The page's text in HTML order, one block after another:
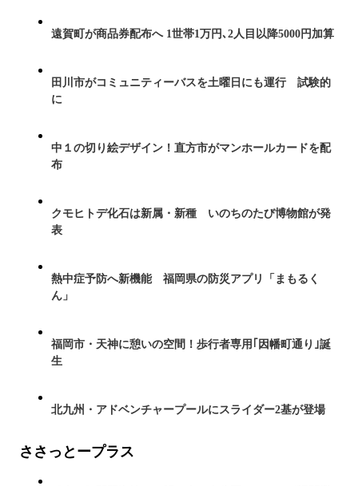
遠賀町が商品券配布へ 1世帯1万円､2人目以降5000円加算
田川市がコミュニティーバスを土曜日にも運行 試験的
に
中１の切り絵デザイン！直方市がマンホールカードを配
布
クモヒトデ化石は新属・新種 いのちのたび博物館が発
表
熱中症予防へ新機能 福岡県の防災アプリ「まもるく
ん」
福岡市・天神に憩いの空間！歩行者専用｢因幡町通り｣誕
生
北九州・アドベンチャープールにスライダー2基が登場
ささっとープラス